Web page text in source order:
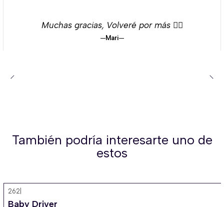
Muchas gracias, Volveré por más 👌🏻
Mari
También podría interesarte uno de
estos
262|
Baby Driver